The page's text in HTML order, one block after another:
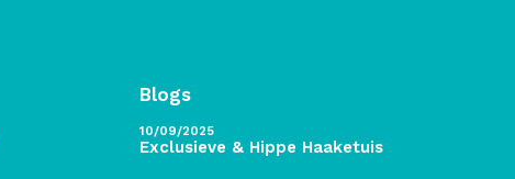
Blogs
10/09/2025
Exclusieve & Hippe Haaketuis